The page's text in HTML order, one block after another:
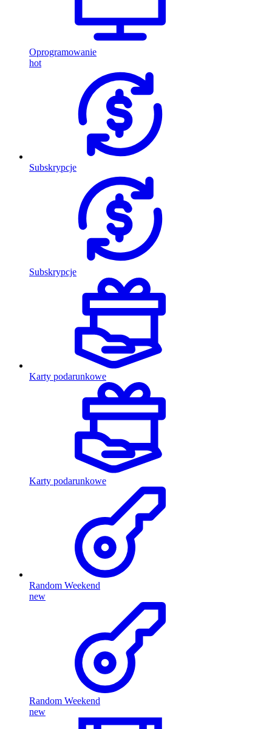
Oprogramowanie
hot
Subskrypcje
Subskrypcje
Karty podarunkowe
Karty podarunkowe
Random Weekend
new
Random Weekend
new